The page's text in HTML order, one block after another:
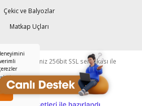
Çekic ve Balyozlar
Matkap Uçları
kartı bilgileriniz 256bit SSL sertifikası ile
e-